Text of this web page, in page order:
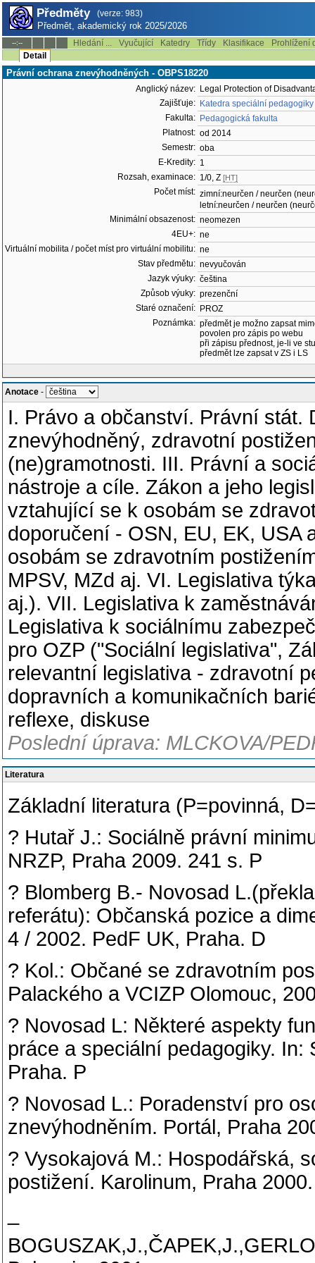
Předměty (verze: 983)
Předmět, akademický rok 2025/2026
--:-- Hledání ... Vyučující Katedry Třídy Klasifikace
Prohlížení
Detail
Právní ochrana znevýhodněných - OBPS18220
Anglický název: Legal Protection of
Zajišťuje: Katedra speciální
Fakulta: Pedagogická fakulta
Platnost: od 2014
Semestr: oba
E-Kredity: 1
Rozsah, examinace: 1/0, Z [HT]
Počet míst: zimní:neurčen / neurčen
letní:neurčen / neurčen
Minimální obsazenost: neomezen
4EU+: ne
Virtuální mobilita / počet míst pro virtuální mobilitu: ne
Stav předmětu: nevyučován
Jazyk výuky: čeština
Způsob výuky: prezenční
Staré označení: PROZ
Poznámka: předmět je možno zapsat
povolen pro zápis po webu
při zápisu přednost, je-li ve
předmět lze zapsat v ZS i LS
Anotace -
I. Právo a občanství. Právní stát.
znevýhodněný, zdravotní
(ne)gramotnosti. III. Právní a
nástroje a cíle. Zákon a jeho
vztahující se k osobám se
doporučení - OSN, EU, EK, USA
osobám se zdravotním
MPSV, MZd aj. VI. Legislativa
aj.). VII. Legislativa k
Legislativa k sociálnímu
pro OZP ("Sociální legislativa",
relevantní legislativa - zdravotní
dopravních a komunikačních
reflexe, diskuse
Poslední úprava: MLCKOVA/
Literatura
Základní literatura (P=povinná,
? Hutař J.: Sociálně právní
NRZP, Praha 2009. 241 s. P
? Blomberg B.- Novosad
referátu): Občanská pozice a
4 / 2002. PedF UK, Praha. D
? Kol.: Občané se zdravotním
Palackého a VCIZP Olomouc,
? Novosad L: Některé aspekty
práce a speciální pedagogiky.
Praha. P
? Novosad L.: Poradenství pro
znevýhodněním. Portál, Praha
? Vysokajová M.: Hospodářská,
postižení. Karolinum, Praha